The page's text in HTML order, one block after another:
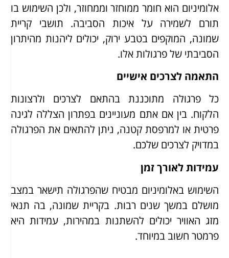
אלומיניום הוא חומר ממוחזר וממחוזר, ולכן השימוש בו
תורם לשמירה על איכות הסביבה. תושבי קריית
שמונה, המוקפים בטבע ירוק, יכולים ליהנות מהיתרון
הסביבתי של פרגולות אלו.
התאמה לצרכים אישיים
כל פרגולה מתוכננת בהתאם לצרכים ולרצונות
הלקוח. בין אם אתם מעוניינים בפתרון הצללה לגינה
פרטית או למרפסת קטנה, ניתן להתאים את הפרגולה
במדויק לצרכים שלכם.
עמידות לאורך זמן
השימוש באלומיניום מבטיח שהפרגולה תישאר במצב
מושלם במשך שנים רבות. בקריית שמונה, בה תנאי
מזג האוויר יכולים להשתנות במהירות, עמידות היא
פרמטר חשוב במיוחד.